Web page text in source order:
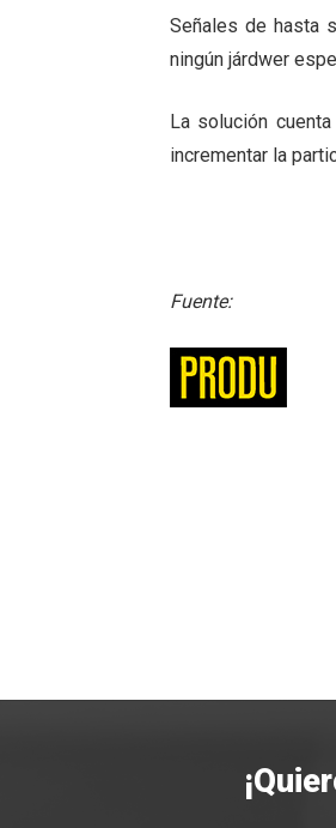
Señales de hasta
ningún járdwer
La solución
incrementar la
Fuente: